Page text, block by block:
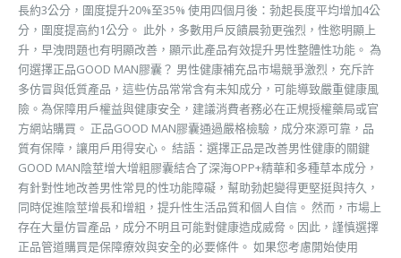
長約3公分，圍度提升20%至35% 使用四個月後：勃起長度平均增加4公
分，圍度提高約1公分。 此外，多數用戶反饋晨勃更強烈，性慾明顯上
升，早洩問題也有明顯改善，顯示此產品有效提升男性整體性功能。 為
何選擇正品GOOD MAN膠囊？ 男性健康補充品市場競爭激烈，充斥許
多仿冒與低質產品，這些仿品常常含有未知成分，可能導致嚴重健康風
險。為保障用戶權益與健康安全，建議消費者務必在正規授權藥局或官
方網站購買。 正品GOOD MAN膠囊通過嚴格檢驗，成分來源可靠，品
質有保障，讓用戶用得安心。 結語：選擇正品是改善男性健康的關鍵
GOOD MAN陰莖增大增粗膠囊結合了深海OPP+精華和多種草本成分，
有針對性地改善男性常見的性功能障礙，幫助勃起變得更堅挺與持久，
同時促進陰莖增長和增粗，提升性生活品質和個人自信。 然而，市場上
存在大量仿冒產品，成分不明且可能對健康造成威脅。因此，謹慎選擇
正品管道購買是保障療效與安全的必要條件。 如果您考慮開始使用